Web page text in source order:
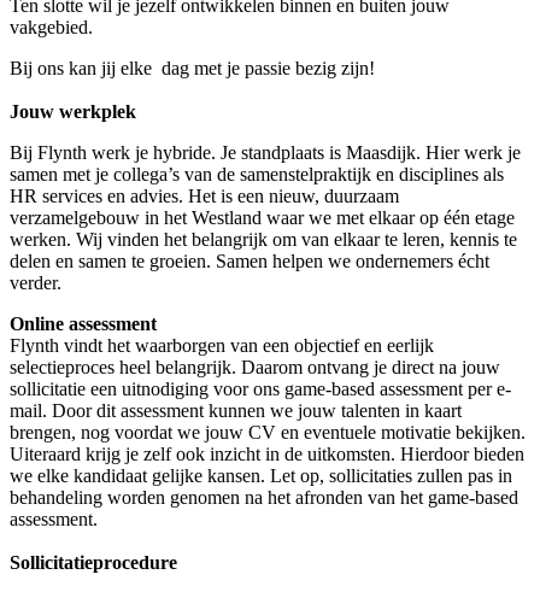
Ten slotte wil je jezelf ontwikkelen binnen en buiten jouw
vakgebied.
Bij ons kan jij elke dag met je passie bezig zijn!
Jouw werkplek
Bij Flynth werk je hybride. Je standplaats is Maasdijk. Hier werk je
samen met je collega’s van de samenstelpraktijk en disciplines als
HR services en advies. Het is een nieuw, duurzaam
verzamelgebouw in het Westland waar we met elkaar op één etage
werken. Wij vinden het belangrijk om van elkaar te leren, kennis te
delen en samen te groeien. Samen helpen we ondernemers écht
verder.
Online assessment
Flynth vindt het waarborgen van een objectief en eerlijk
selectieproces heel belangrijk. Daarom ontvang je direct na jouw
sollicitatie een uitnodiging voor ons game-based assessment per e-
mail. Door dit assessment kunnen we jouw talenten in kaart
brengen, nog voordat we jouw CV en eventuele motivatie bekijken.
Uiteraard krijg je zelf ook inzicht in de uitkomsten. Hierdoor bieden
we elke kandidaat gelijke kansen. Let op, sollicitaties zullen pas in
behandeling worden genomen na het afronden van het game-based
assessment.
Sollicitatieprocedure